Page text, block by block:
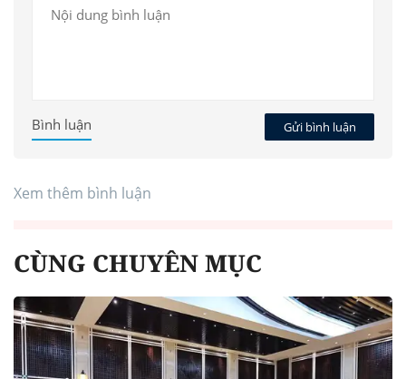
Gửi bình luận
Bình luận
Xem thêm bình luận
CÙNG CHUYÊN MỤC